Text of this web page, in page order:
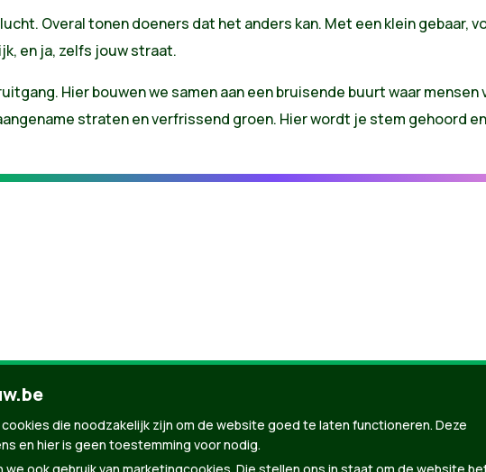
Overal tonen doeners dat het anders kan. Met een klein gebaar,
en ja, zelfs jouw straat.
Hier bouwen we samen aan een bruisende buurt waar mensen
straten en verfrissend groen. Hier wordt je stem gehoord
NationBuilder| Gebouwd doorTectonica
die noodzakelijk zijn om de website goed te laten functioneren. Deze
en hier is geen toestemming voor nodig.